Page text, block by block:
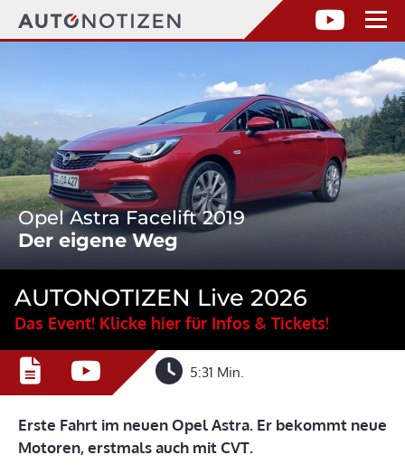
Opel Astra Facelift 2019
Der eigene Weg
AUTONOTIZEN Live 2026
Das Event! Klicke hier für Infos & Tickets!
5:31 Min.
Erste Fahrt im neuen Opel Astra. Er bekommt neue
Motoren, erstmals auch mit CVT.